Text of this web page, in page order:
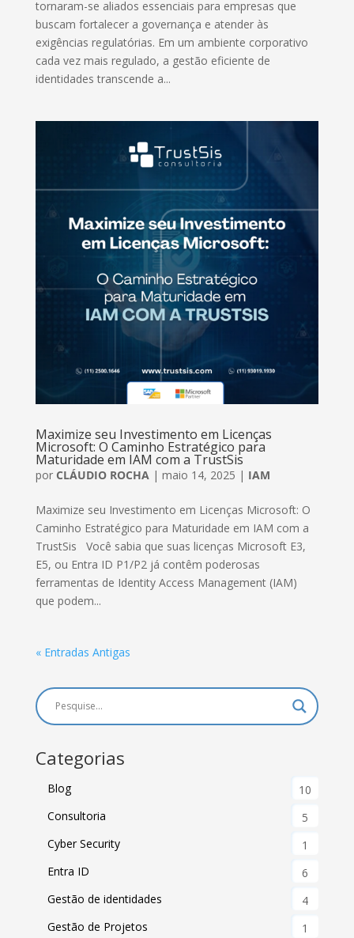
tornaram-se aliados essenciais para empresas que
buscam fortalecer a governança e atender às
exigências regulatórias. Em um ambiente corporativo
cada vez mais regulado, a gestão eficiente de
identidades transcende a...
Maximize seu Investimento em Licenças
Microsoft: O Caminho Estratégico para
Maturidade em IAM com a TrustSis
por CLÁUDIO ROCHA| maio 14, 2025 | IAM
Maximize seu Investimento em Licenças Microsoft: O
Caminho Estratégico para Maturidade em IAM com a
TrustSis Você sabia que suas licenças Microsoft E3,
E5, ou Entra ID P1/P2 já contêm poderosas
ferramentas de Identity Access Management (IAM)
que podem...
« Entradas Antigas
Categorias
Blog
10
Consultoria
5
Cyber Security
1
Entra ID
6
Gestão de identidades
4
Gestão de Projetos
1